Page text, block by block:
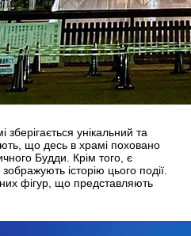
унікальний та
що десь в храмі поховано
Будди. Крім того, є
історію цього події.
фігур, що представляють